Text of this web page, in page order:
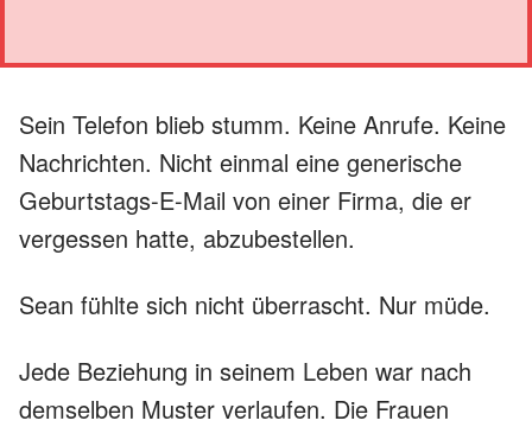
Sein Telefon blieb stumm. Keine Anrufe. Keine
Nachrichten. Nicht einmal eine generische
Geburtstags-E-Mail von einer Firma, die er
vergessen hatte, abzubestellen.
Sean fühlte sich nicht überrascht. Nur müde.
Jede Beziehung in seinem Leben war nach
demselben Muster verlaufen. Die Frauen